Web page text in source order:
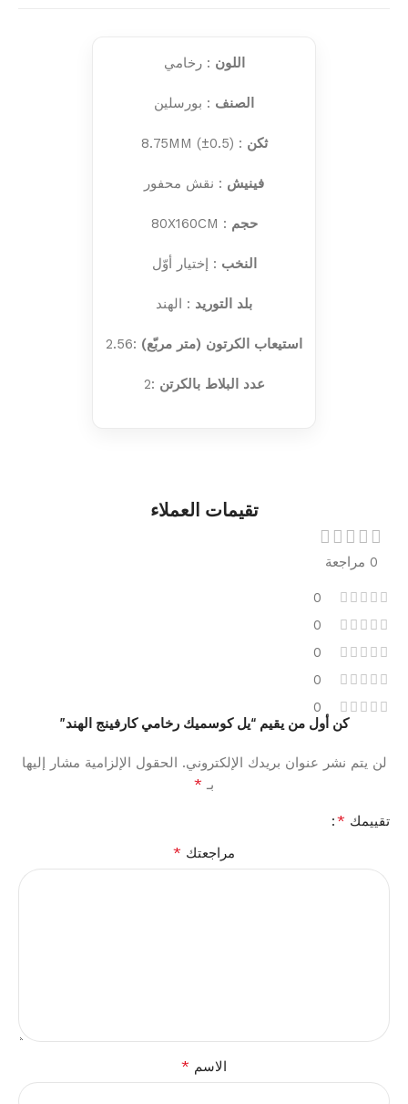
اللون : رخامي
الصنف : بورسلين
ثكن : 8.75MM (±0.5)
فينيش : نقش محفور
حجم : 80X160CM
النخب : إختيار أوّل
بلد التوريد : الهند
استيعاب الكرتون (متر مربّع) :2.56
عدد البلاط بالكرتن :2
تقيمات العملاء
0 مراجعة
0
0
0
0
0
كن أول من يقيم “يل كوسميك رخامي كارفينج الهند”
لن يتم نشر عنوان بريدك الإلكتروني. الحقول الإلزامية مشار إليها
بـ *
تقييمك *
مراجعتك *
الاسم *